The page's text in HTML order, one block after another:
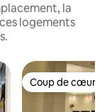
la
logements
aimésCoup de cœur
Coup de cœur